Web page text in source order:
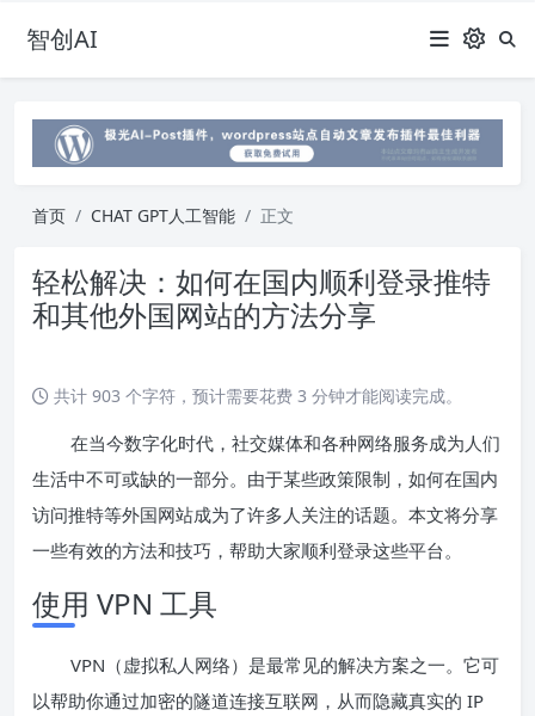
智创AI
首页 CHAT GPT人工智能 正文
轻松解决：如何在国内顺利登录推特
和其他外国网站的方法分享
共计 903 个字符，预计需要花费 3 分钟才能阅读完成。
在当今数字化时代，社交媒体和各种网络服务成为人们
生活中不可或缺的一部分。由于某些政策限制，如何在国内
访问推特等外国网站成为了许多人关注的话题。本文将分享
一些有效的方法和技巧，帮助大家顺利登录这些平台。
使用 VPN 工具
VPN（虚拟私人网络）是最常见的解决方案之一。它可
以帮助你通过加密的隧道连接互联网，从而隐藏真实的 IP